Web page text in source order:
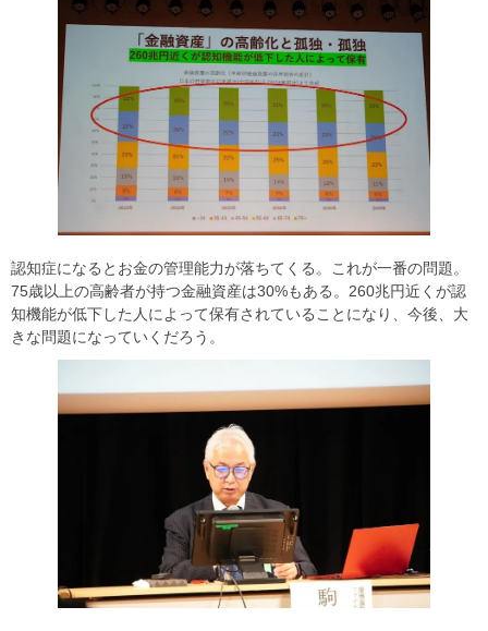
認知症になるとお金の管理能力が落ちてくる。これが一番の問題。
75歳以上の高齢者が持つ金融資産は30%もある。260兆円近くが認
知機能が低下した人によって保有されていることになり、今後、大
きな問題になっていくだろう。